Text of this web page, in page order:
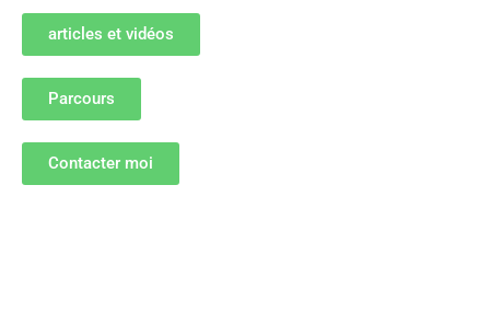
articles et vidéos
Parcours
Contacter moi